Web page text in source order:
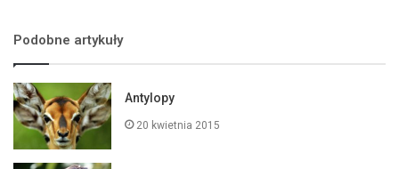
Podobne artykuły
Antylopy
20 kwietnia 2015